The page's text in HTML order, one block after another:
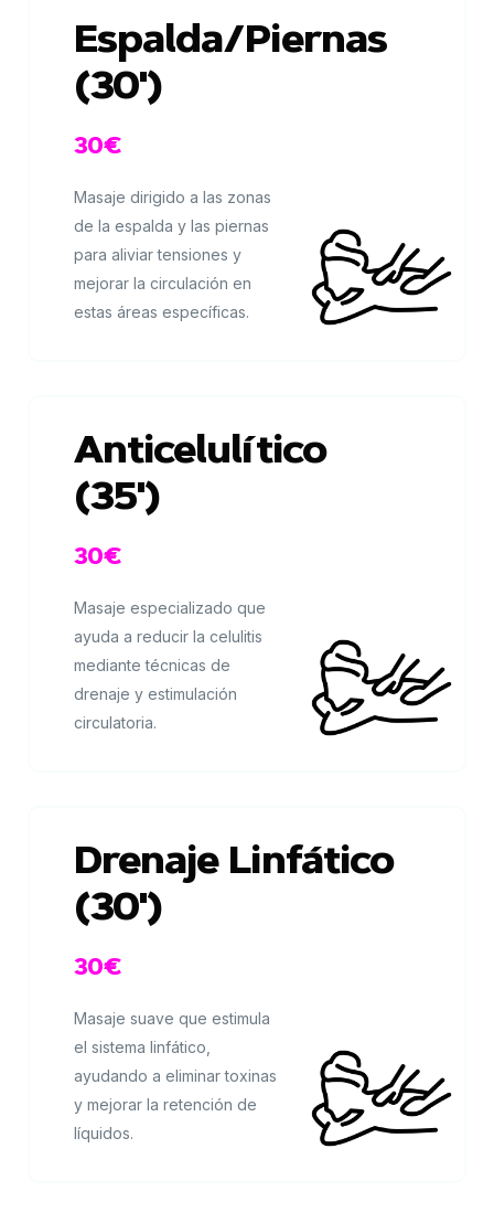
Espalda/Piernas
(30')
30€
Masaje dirigido a las zonas
de la espalda y las piernas
para aliviar tensiones y
mejorar la circulación en
estas áreas específicas.
Anticelulítico
(35')
30€
Masaje especializado que
ayuda a reducir la celulitis
mediante técnicas de
drenaje y estimulación
circulatoria.
Drenaje Linfático
(30')
30€
Masaje suave que estimula
el sistema linfático,
ayudando a eliminar toxinas
y mejorar la retención de
líquidos.